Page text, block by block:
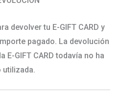
devolver tu E-GIFT CARD y
pagado. La devolución
E-GIFT CARD todavía no ha
utilizada.